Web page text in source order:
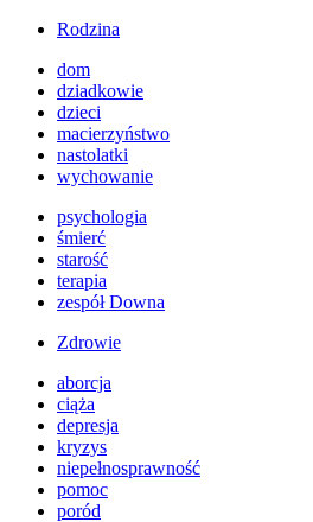
Rodzina
dom
dziadkowie
dzieci
macierzyństwo
nastolatki
wychowanie
psychologia
śmierć
starość
terapia
zespół Downa
Zdrowie
aborcja
ciąża
depresja
kryzys
niepełnosprawność
pomoc
poród